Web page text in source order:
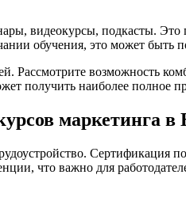
видеокурсы, подкасты.
обучения, это может быть
возможность
получить наиболее полное
маркетинга в
Сертификация
что важно для